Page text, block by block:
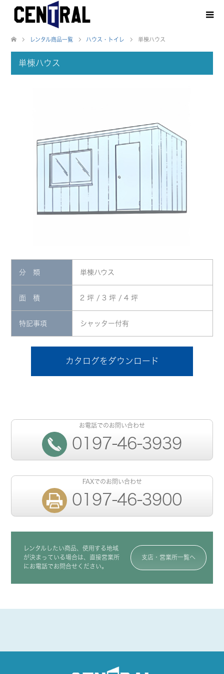
レンタル商品一覧 ハウス・トイレ 単棟ハウス
単棟ハウス
分 類 単棟ハウス
面 積 2 坪 / 3 坪 / 4 坪
特記事項 シャッター付有
カタログをダウンロード
お電話でのお問い合わせ
0197-46-3939
FAXでのお問い合わせ
0197-46-3900
レンタルしたい商品、使用する地域
が決まっている場合は、直接営業所
にお電話でお問合せください。
支店・営業所一覧へ